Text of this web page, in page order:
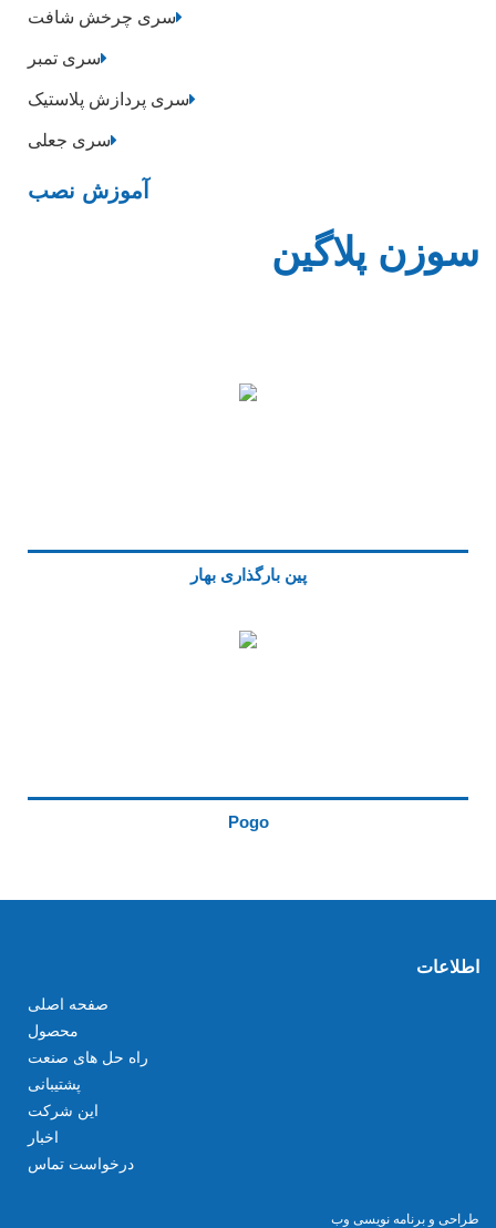
سری چرخش شافت
سری تمبر
سری پردازش پلاستیک
سری جعلی
آموزش نصب
سوزن پلاگین
پین بارگذاری بهار
Pogo
اطلاعات
صفحه اصلی
محصول
راه حل های صنعت
پشتیبانی
این شرکت
اخبار
درخواست تماس
طراحی و برنامه نویسی وب